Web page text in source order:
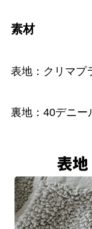
素材
表地：クリマプ
裏地：40デニー